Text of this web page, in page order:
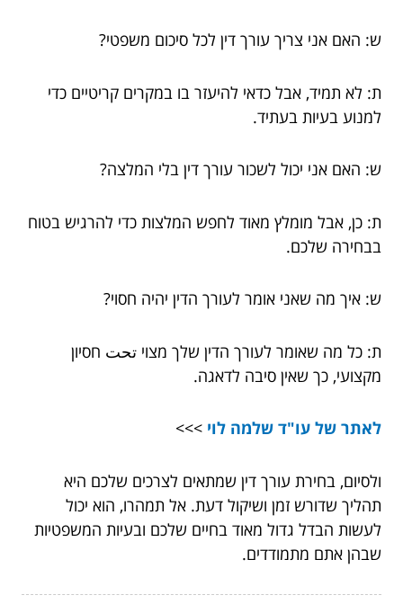
ש: האם אני צריך עורך דין לכל סיכום משפטי?
ת: לא תמיד, אבל כדאי להיעזר בו במקרים קריטיים כדי
למנוע בעיות בעתיד.
ש: האם אני יכול לשכור עורך דין בלי המלצה?
ת: כן, אבל מומלץ מאוד לחפש המלצות כדי להרגיש בטוח
בבחירה שלכם.
ש: איך מה שאני אומר לעורך הדין יהיה חסוי?
ת: כל מה שאומר לעורך הדין שלך מצוי تحت חסיון
מקצועי, כך שאין סיבה לדאגה.
לאתר של עו"ד שלמה לוי >>>
ולסיום, בחירת עורך דין שמתאים לצרכים שלכם היא
תהליך שדורש זמן ושיקול דעת. אל תמהרו, הוא יכול
לעשות הבדל גדול מאוד בחיים שלכם ובעיות המשפטיות
שבהן אתם מתמודדים.